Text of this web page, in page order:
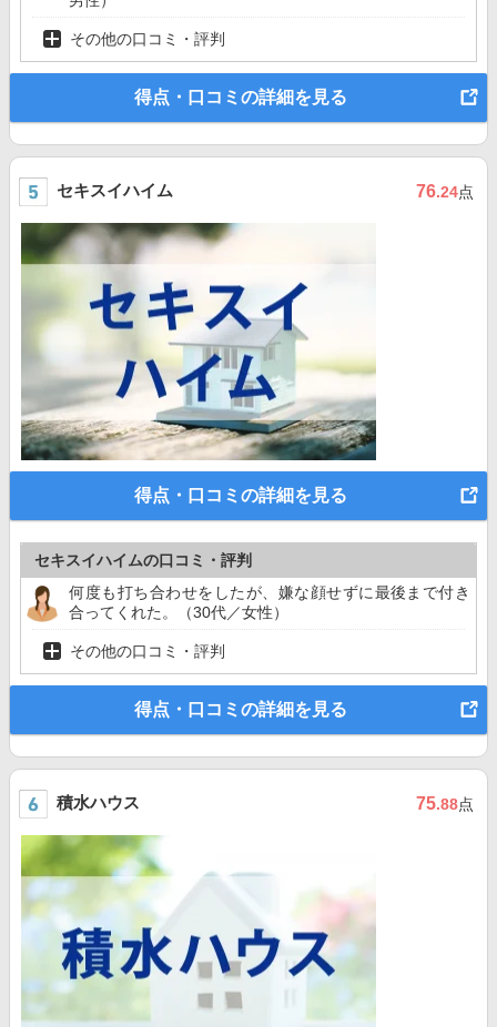
その他の口コミ・評判
得点・口コミの詳細を見る
セキスイハイム 76.24点
得点・口コミの詳細を見る
セキスイハイムの口コミ・評判
何度も打ち合わせをしたが、嫌な顔せずに最後まで付き
合ってくれた。（30代／女性）
その他の口コミ・評判
得点・口コミの詳細を見る
積水ハウス 75.88点